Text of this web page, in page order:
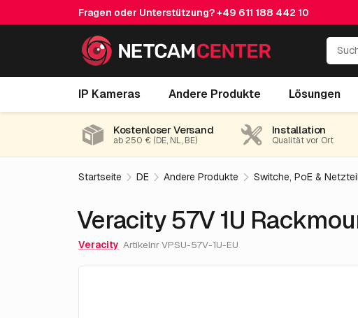
Fragen oder Unterstützung?+49 611 188 442 10
IP Kameras Andere Produkte Lösungen
Veracity 57V 1U Rackmount Power Supply
Kostenloser Versand
ab 250 € (DE, NL, BE)
Installation
Qualität vor Ort
Startseite DE Andere Produkte Switche, PoE &
Veracity 57V 1U
Veracity Artikelnr VPSU-57V-1U-EU